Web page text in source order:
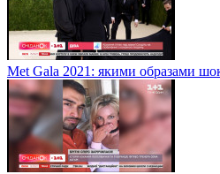
Met Gala 2021: якими образами